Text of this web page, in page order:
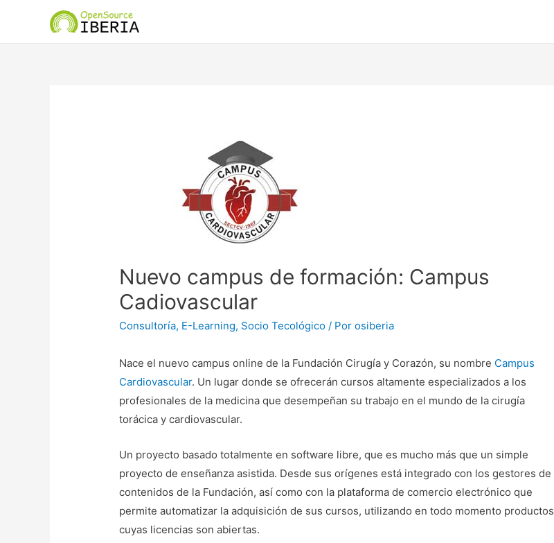
Nuevo campus de formación: Campus
Cadiovascular
Consultoría, E-Learning, Socio Tecológico / Porosiberia
Nace el nuevo campus online de la Fundación Cirugía y Corazón, su nombre Campus
Cardiovascular. Un lugar donde se ofrecerán cursos altamente especializados a los
profesionales de la medicina que desempeñan su trabajo en el mundo de la cirugía
torácica y cardiovascular.
Un proyecto basado totalmente en software libre, que es mucho más que un simple
proyecto de enseñanza asistida. Desde sus orígenes está integrado con los gestores de
contenidos de la Fundación, así como con la plataforma de comercio electrónico que
permite automatizar la adquisición de sus cursos, utilizando en todo momento productos
cuyas licencias son abiertas.